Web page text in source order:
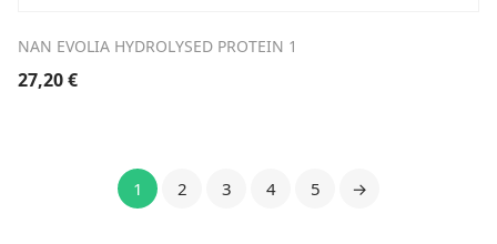
NAN EVOLIA HYDROLYSED PROTEIN 1
27,20€
1 2 3 4 5 →